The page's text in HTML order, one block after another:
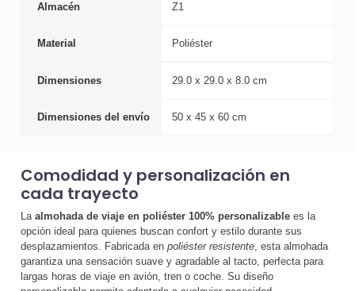
Almacén Z1
Material Poliéster
Dimensiones 29.0 x 29.0 x 8.0 cm
Dimensiones del envío 50 x 45 x 60 cm
Comodidad y personalización en
cada trayecto
La almohada de viaje en poliéster 100% personalizable es la
opción ideal para quienes buscan confort y estilo durante sus
desplazamientos. Fabricada en poliéster resistente , esta almohada
garantiza una sensación suave y agradable al tacto, perfecta para
largas horas de viaje en avión, tren o coche. Su diseño